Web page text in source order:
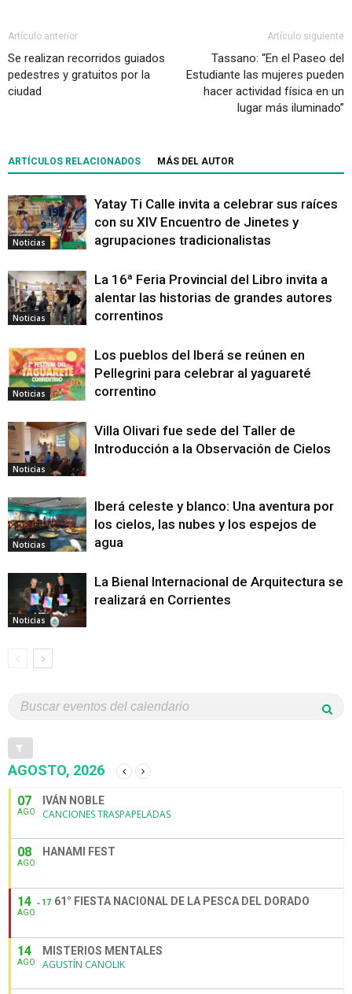
Artículo anterior
Se realizan recorridos guiados
pedestres y gratuitos por la
ciudad
Artículo siguiente
Tassano: “En el Paseo del
Estudiante las mujeres pueden
hacer actividad física en un
lugar más iluminado”
ARTÍCULOS RELACIONADOS MÁS DEL AUTOR
Noticias
Yatay Ti Calle invita a celebrar sus raíces
con su XIV Encuentro de Jinetes y
agrupaciones tradicionalistas
Noticias
La 16ª Feria Provincial del Libro invita a
alentar las historias de grandes autores
correntinos
Noticias
Los pueblos del Iberá se reúnen en
Pellegrini para celebrar al yaguareté
correntino
Noticias
Villa Olivari fue sede del Taller de
Introducción a la Observación de Cielos
Noticias
Iberá celeste y blanco: Una aventura por
los cielos, las nubes y los espejos de
agua
Noticias
La Bienal Internacional de Arquitectura se
realizará en Corrientes
AGOSTO, 2026
07
AGO
IVÁN NOBLE
CANCIONES TRASPAPELADAS
08
AGO
HANAMI FEST
14
AGO
17 61° FIESTA NACIONAL DE LA PESCA DEL DORADO
14
AGO
MISTERIOS MENTALES
AGUSTÍN CANOLIK